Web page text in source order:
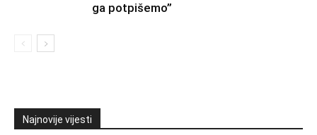
ga potpišemo”
Najnovije vijesti